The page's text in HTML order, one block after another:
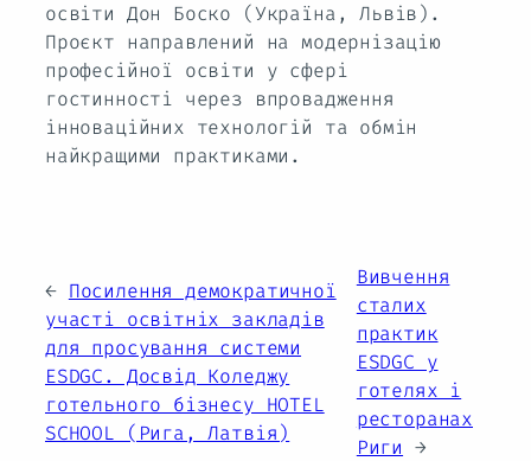
освіти Дон Боско (Україна, Львів).
Проєкт направлений на модернізацію
професійної освіти у сфері
гостинності через впровадження
інноваційних технологій та обмін
найкращими практиками.
← Посилення демократичної
участі освітніх закладів
для просування системи
ESDGC. Досвід Коледжу
готельного бізнесу HOTEL
SCHOOL (Рига, Латвія)
Вивчення
сталих
практик
ESDGC у
готелях і
ресторанах
Риги →